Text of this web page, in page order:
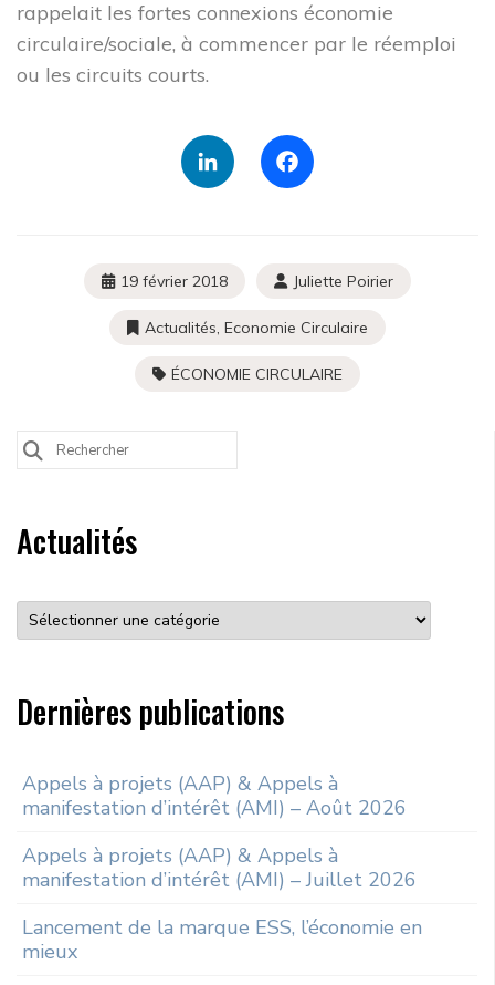
rappelait les fortes connexions économie
circulaire/sociale, à commencer par le réemploi
ou les circuits courts.
LinkedIn
19 février 2018 Juliette Poirier
Actualités, Economie Circulaire
ÉCONOMIE CIRCULAIRE
Search
for:
Actualités
Dernières publications
Appels à projets (AAP) & Appels à
manifestation d’intérêt (AMI) – Août 2026
Appels à projets (AAP) & Appels à
manifestation d’intérêt (AMI) – Juillet 2026
Lancement de la marque ESS, l’économie en
mieux
Rechercher sur le site